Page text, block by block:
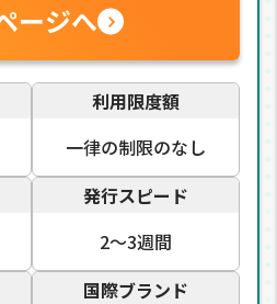
ージへ
利用限度額
一律の制限のなし
発行スピード
2〜3週間
国際ブランド